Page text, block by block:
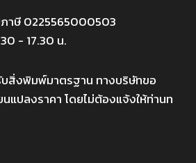
ภาษี 0225565000503
- 17.30 น.
บสิ่งพิมพ์มาตรฐาน ทางบริษัทขอ
แปลงราคา โดยไม่ต้องแจ้งให้ท่านท